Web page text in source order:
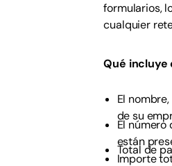
formularios,
cualquier
Qué incluye
El
de su
El número
están
Total de
Importe